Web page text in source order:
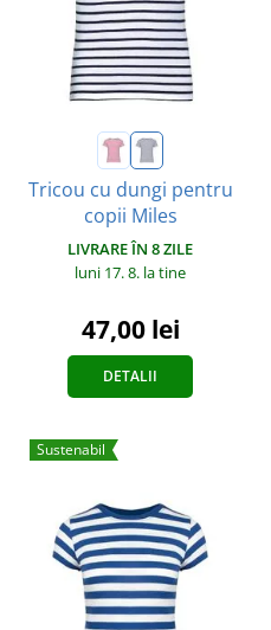
Tricou cu dungi pentru
copii Miles
LIVRARE ÎN 8 ZILE
luni 17. 8. la tine
47,00 lei
DETALII
Sustenabil